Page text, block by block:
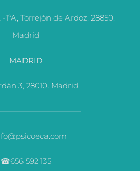
1ºA, Torrejón de Ardoz, 28850,
Madrid
MADRID
3, 28010. Madrid
☎656 592 135